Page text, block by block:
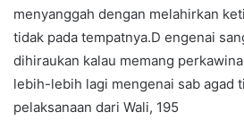
menyanggah dengan melahirkan
tidak pada tempatnya.D engenai
dihiraukan kalau memang
lebih-lebih lagi mengenai sab agad
pelaksanaan dari Wali, 195